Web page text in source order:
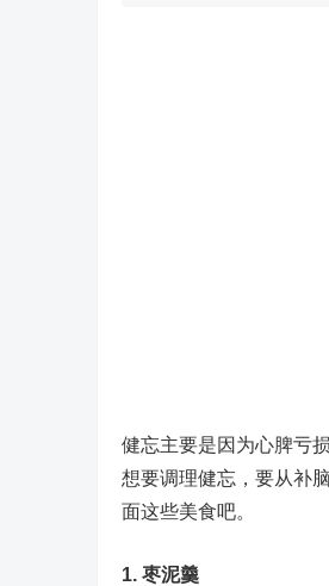
健忘主要是因为心脾亏
想要调理健忘，要从补
面这些美食吧。
1. 枣泥羹